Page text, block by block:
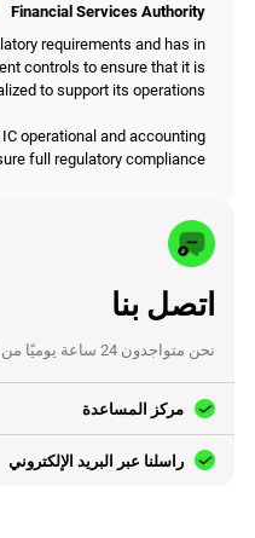
Financial Services Authority
requirements and has in
controls to ensure that it is
to support its operations.
operational and accounting
full regulatory compliance.
اتصل بنا
نحن متواجدون 24 ساعة يوميًا من الاثنين إلى الأحد
مركز المساعدة
راسلنا عبر البريد الإلكتروني